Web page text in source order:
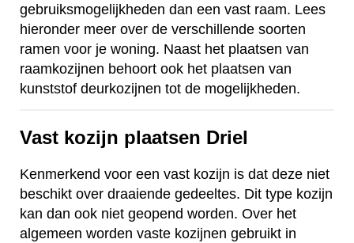
gebruiksmogelijkheden dan een vast raam. Lees
hieronder meer over de verschillende soorten
ramen voor je woning. Naast het plaatsen van
raamkozijnen behoort ook het plaatsen van
kunststof deurkozijnen tot de mogelijkheden.
Vast kozijn plaatsen Driel
Kenmerkend voor een vast kozijn is dat deze niet
beschikt over draaiende gedeeltes. Dit type kozijn
kan dan ook niet geopend worden. Over het
algemeen worden vaste kozijnen gebruikt in